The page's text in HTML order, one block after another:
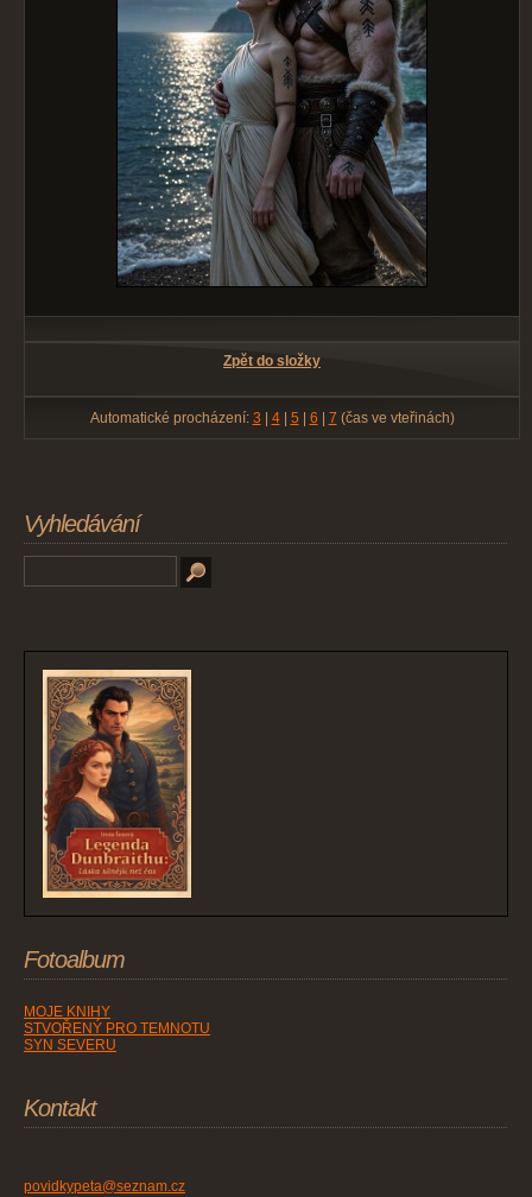
Zpět do složky
Automatické procházení: 3 4| 5 6 7 (čas ve vteřinách)
Vyhledávání
Fotoalbum
MOJE KNIHY
STVOŘENÝ PRO TEMNOTU
SYN SEVERU
Kontakt
povidkypeta@seznam.cz